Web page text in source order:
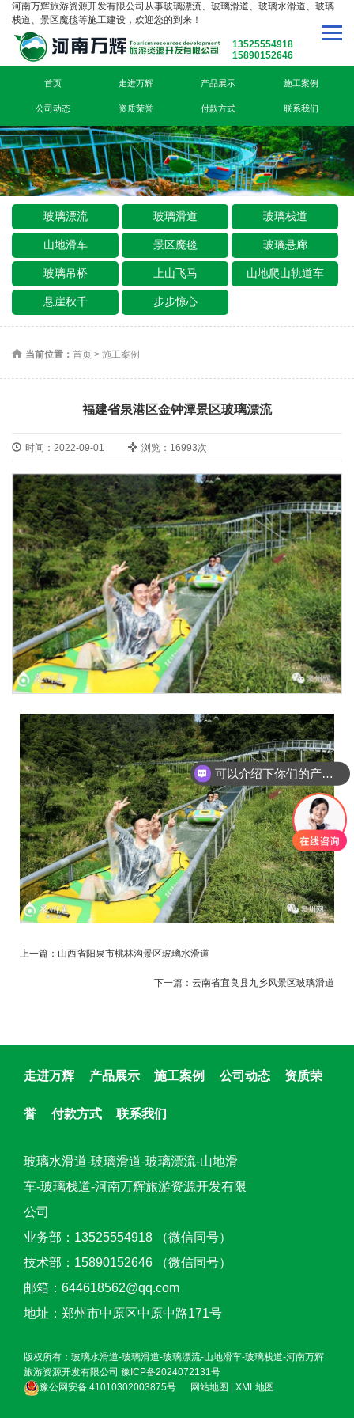
河南万辉旅游资源开发有限公司从事玻璃漂流、玻璃滑道、玻璃水滑道、玻璃
栈道、景区魔毯等施工建设，欢迎您的到来！
13525554918
15890152646
首页 走进万辉 产品展示 施工案例
公司动态 资质荣誉 付款方式 联系我们
玻璃漂流 玻璃滑道 玻璃栈道
山地滑车 景区魔毯 玻璃悬廊
玻璃吊桥 上山飞马 山地爬山轨道车
悬崖秋千 步步惊心
当前位置： 首页 > 施工案例
福建省泉港区金钟潭景区玻璃漂流
时间：2022-09-01 浏览：16993次
上一篇： 山西省阳泉市桃林沟景区玻璃水滑道
下一篇： 云南省宜良县九乡风景区玻璃滑道
走进万辉 产品展示 施工案例 公司动态 资质荣
誉 付款方式 联系我们
玻璃水滑道-玻璃滑道-玻璃漂流-山地滑
车-玻璃栈道-河南万辉旅游资源开发有限
公司
业务部：13525554918 （微信同号）
技术部：15890152646 （微信同号）
邮箱：644618562@qq.com
地址：郑州市中原区中原中路171号
版权所有：玻璃水滑道-玻璃滑道-玻璃漂流-山地滑车-玻璃栈道-河南万辉
旅游资源开发有限公司 豫ICP备2024072131号
豫公网安备 41010302003875号
网站地图 XML地图
可以介绍下你们的产品么